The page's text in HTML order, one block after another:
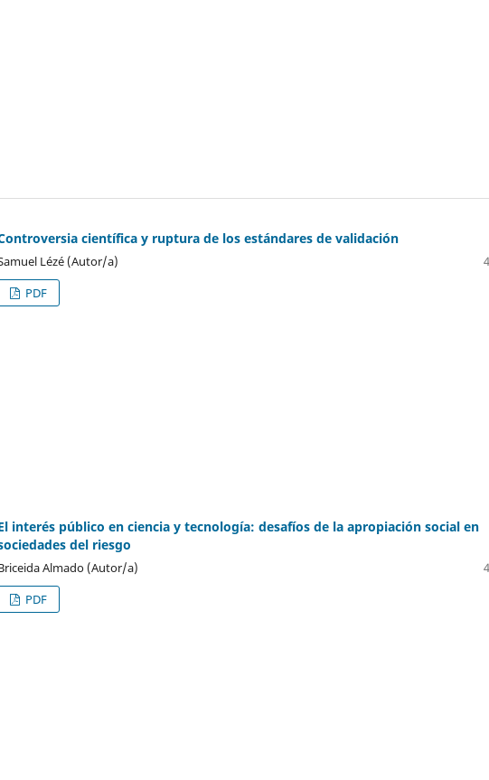
científica y ruptura de los estándares de validación
Lézé (Autor/a)
PDF
interés público en ciencia y tecnología: desafíos de la apropiación social en
del riesgo
Almado (Autor/a)
PDF